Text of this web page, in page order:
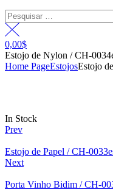
Pesquisar
por:
0,00$
Estojo de Nylon / CH-
Home PageEstojosEstojo
Availability:
In Stock
Prev
Estojo de Papel / CH-
Next
Porta Vinho Bidim / CH-